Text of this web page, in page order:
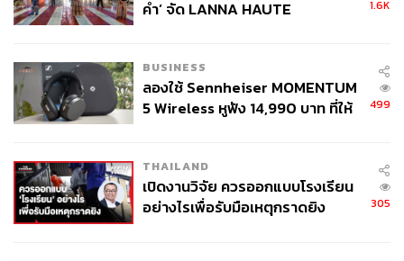
ขยะ – ชุมชนหนึ่งเกิดขยะในชุมชนปีละ 1 ตัน หากไม่
ได้รับการกำจัดอย่างถูกวิธีจะเกิดผลเสียมากมาย เช่น
แหล่งน้ำหรือพื้นที่การเกษตรจนดินเสียคุณสมบัติที่
เหมาะสมสำหรับการเพาะปลูก และส่งผลกระทบต่อ
สุขภาพและสิ่งแวดล้อมอีกมากมาย การมีโรงไฟฟ้า
อย่างถูกวิธีแล้ว ยังเกิดรายได้ให้กับชาวบ้านในชุมชน
ชีวมวล – ชาวไร่มันสำปะหลัง มีเหง้ามันจำนวนมาก ที่
ต้องกำจัด ไม่ว่าจะเผาหรือฝัง จำนวนมากขนาดนั้น อาจ
คำ’ จัด LANNA HAUTE
1.6K
BUSINESS
ลองใช้ Sennheiser MOMENTUM
5 Wireless หูฟัง 14,990 บาท ที่ให้
499
THAILAND
เปิดงานวิจัย ควรออกแบบโรงเรียน
อย่างไรเพื่อรับมือเหตุกราดยิง
305